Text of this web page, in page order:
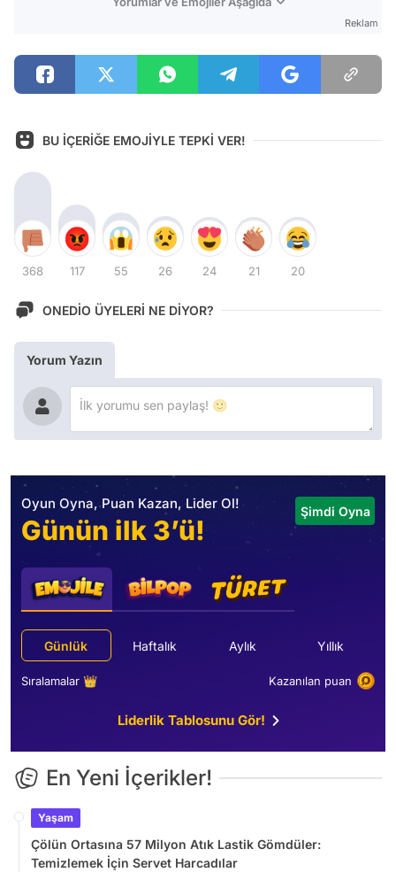
Reklam
BU İÇERİĞE EMOJİYLE TEPKİ VER!
368 117 55 26 24 21 20
ONEDİO ÜYELERİ NE DİYOR?
Yorum Yazın
Oyun Oyna, Puan Kazan, Lider Ol!
Günün ilk 3’ü!
Şimdi Oyna
Günlük Haftalık Aylık Yıllık
Sıralamalar 👑 Kazanılan puan
Liderlik Tablosunu Gör!
En Yeni İçerikler!
Yaşam
Çölün Ortasına 57 Milyon Atık Lastik Gömdüler:
Temizlemek İçin Servet Harcadılar